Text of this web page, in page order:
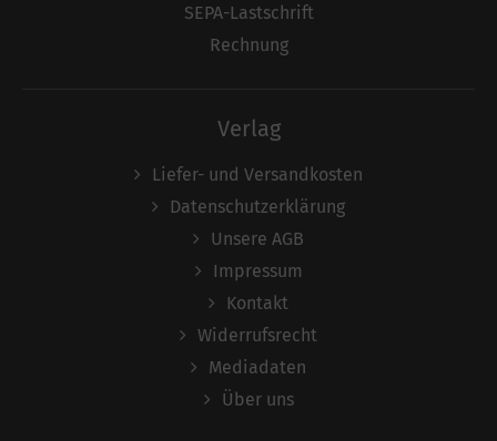
SEPA-Lastschrift
Rechnung
Verlag
Liefer- und Versandkosten
Datenschutzerklärung
Unsere AGB
Impressum
Kontakt
Widerrufsrecht
Mediadaten
Über uns